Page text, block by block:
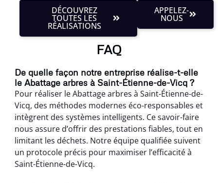
DÉCOUVREZ
TOUTES LES
RÉALISATIONS
APPELEZ-
NOUS
FAQ
De quelle façon notre entreprise réalise-t-elle
le Abattage arbres à Saint-Étienne-de-Vicq ?
Pour réaliser le Abattage arbres à Saint-Étienne-de-
Vicq, des méthodes modernes éco-responsables et
intègrent des systèmes intelligents. Ce savoir-faire
nous assure d’offrir des prestations fiables, tout en
limitant les déchets. Notre équipe qualifiée suivent
un protocole précis pour maximiser l’efficacité à
Saint-Étienne-de-Vicq.